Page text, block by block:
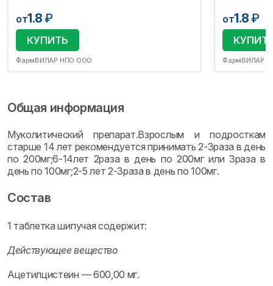
от1.8₽
КУПИТЬ
ФармВИЛАР НПО ООО
от1.8₽
ФармВИЛАР
Общая информация
Муколитический препарат.Взрослым и подросткам
старше 14 лет рекомендуется принимать 2-3раза в день
по 200мг;6-14лет 2раза в день по 200мг или 3раза в
день по 100мг;2-5 лет 2-3раза в день по 100мг.
Состав
1 таблетка шипучая содержит:
Действующее вещество
Ацетилцистеин — 600,00 мг.